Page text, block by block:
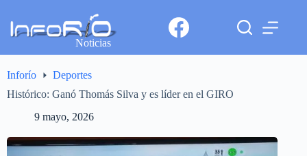
Noticias
Inforío
Deportes
Histórico: Ganó Thomás Silva y es líder en el GIRO
9 mayo, 2026